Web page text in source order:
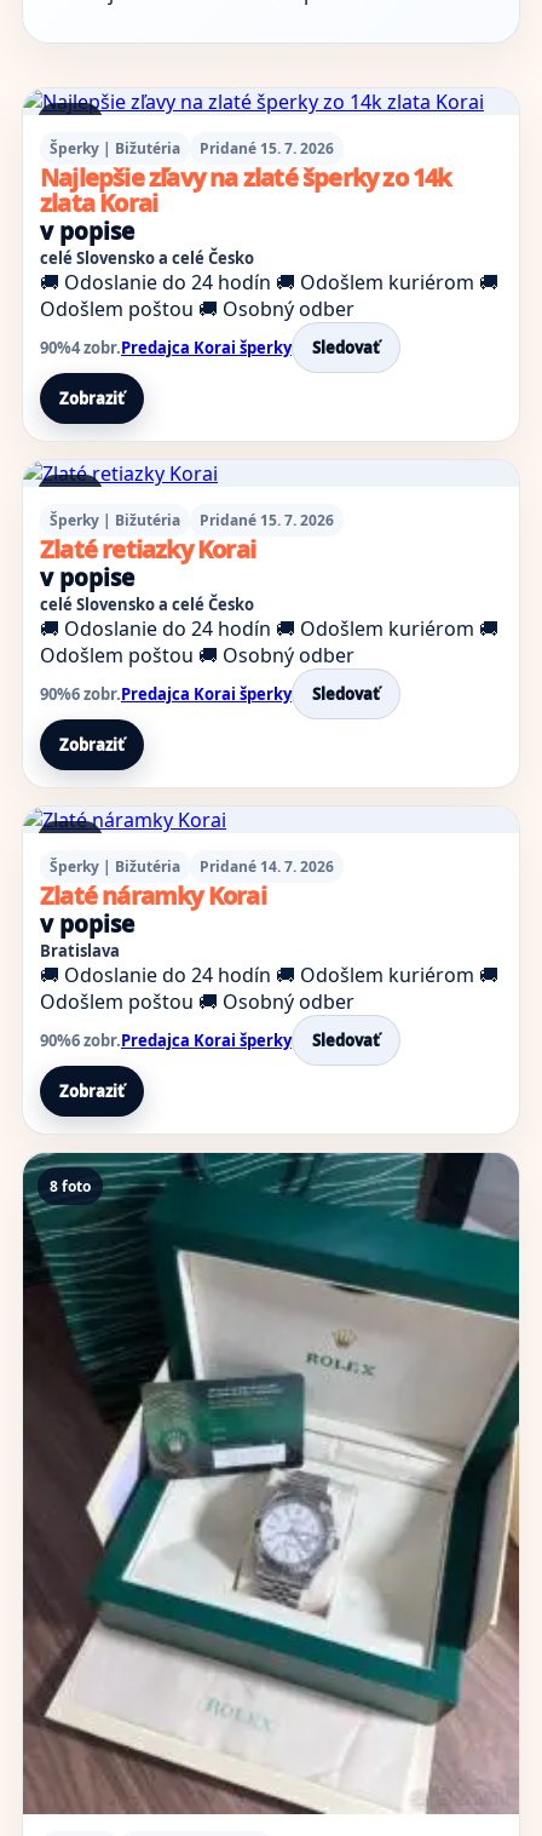
1 foto
Šperky | Bižutéria
Pridané 15. 7. 2026
Najlepšie zľavy na zlaté šperky zo 14k
zlata Korai
v popise
celé Slovensko a celé Česko
🚚 Odoslanie do 24 hodín 🚚 Odošlem kuriérom 🚚
Odošlem poštou 🚚 Osobný odber
90%4 zobr.Predajca Korai šperky Sledovať
Zobraziť
1 foto
Šperky | Bižutéria
Pridané 15. 7. 2026
Zlaté retiazky Korai
v popise
celé Slovensko a celé Česko
🚚 Odoslanie do 24 hodín 🚚 Odošlem kuriérom 🚚
Odošlem poštou 🚚 Osobný odber
90%6 zobr.Predajca Korai šperky Sledovať
Zobraziť
1 foto
Šperky | Bižutéria
Pridané 14. 7. 2026
Zlaté náramky Korai
v popise
Bratislava
🚚 Odoslanie do 24 hodín 🚚 Odošlem kuriérom 🚚
Odošlem poštou 🚚 Osobný odber
90%6 zobr.Predajca Korai šperky Sledovať
Zobraziť
8 foto